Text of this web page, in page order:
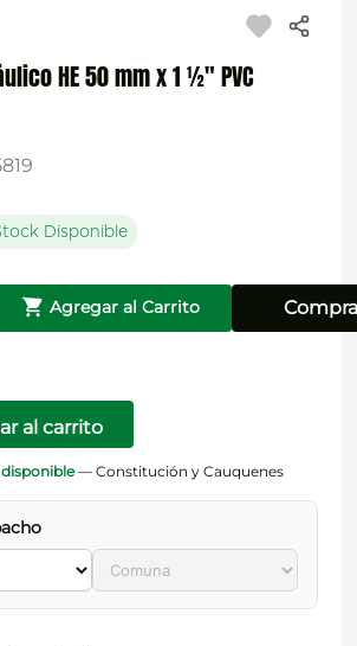
HE 50 mm x 1 ½" PVC
Disponible
Agregar al Carrito
al carrito
— Constitución y Cauquenes